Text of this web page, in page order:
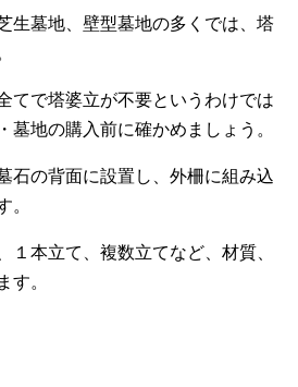
生墓地、壁型墓地の多くでは、塔
てで塔婆立が不要というわけでは
墓地の購入前に確かめましょう。
石の背面に設置し、外柵に組み込
。
１本立て、複数立てなど、材質、
す。